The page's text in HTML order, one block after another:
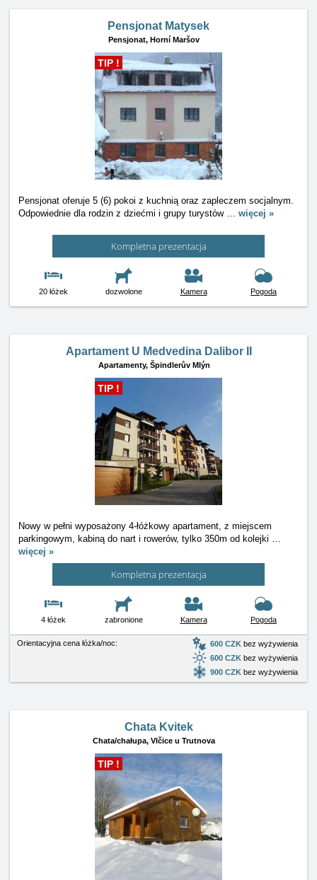
Pensjonat Matysek
Pensjonat, Horní Maršov
TIP !
Pensjonat oferuje 5 (6) pokoi z kuchnią oraz zapleczem socjalnym.
Odpowiednie dla rodzin z dziećmi i grupy turystów … więcej »
Kompletna prezentacja
20 łóżek dozwolone Kamera Pogoda
Apartament U Medvedina Dalibor II
Apartamenty, Špindlerův Mlýn
TIP !
Nowy w pełni wyposażony 4-łóżkowy apartament, z miejscem
parkingowym, kabiną do nart i rowerów, tylko 350m od kolejki …
więcej »
Kompletna prezentacja
4 łóżek zabronione Kamera Pogoda
Orientacyjna cena łóżka/noc: 600 CZK bez wyżywienia
600 CZK bez wyżywienia
900 CZK bez wyżywienia
Chata Kvitek
Chata/chałupa, Vlčice u Trutnova
TIP !